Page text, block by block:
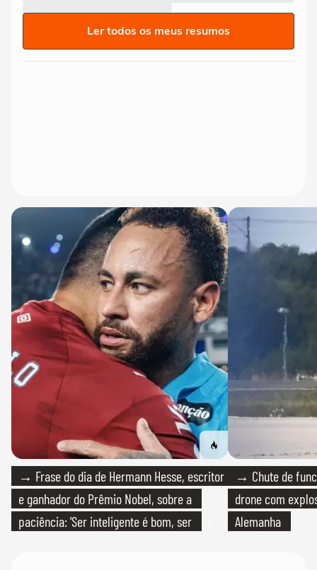
Ler todos os meus resumos
→ Frase do dia de Hermann Hesse, escritor
e ganhador do Prêmio Nobel, sobre a
paciência: 'Ser inteligente é bom, ser
→ Chute de
drone com
Alemanha